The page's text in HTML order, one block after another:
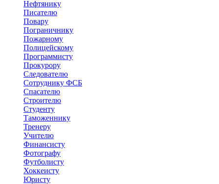
Нефтянику
Писателю
Повару
Пограничнику
Пожарному
Полицейскому
Программисту
Прокурору
Следователю
Сотруднику ФСБ
Спасателю
Строителю
Студенту
Таможеннику
Тренеру
Учителю
Финансисту
Фотографу
Футболисту
Хоккеисту
Юристу